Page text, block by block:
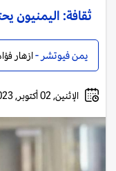
ثقافة: اليمنيون
يمن فيوتشر -ازهار
الإثنين, 02 أكتوبر, 2023 - 08:24 مساءً